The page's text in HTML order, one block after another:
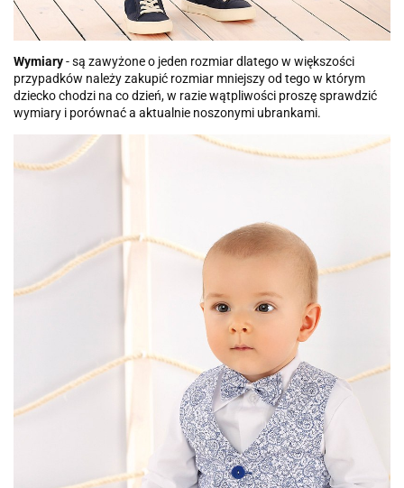
Wymiary- są zawyżone o jeden rozmiar dlatego w większości
przypadków należy zakupić rozmiar mniejszy od tego w którym
dziecko chodzi na co dzień, w razie wątpliwości proszę sprawdzić
wymiary i porównać a aktualnie noszonymi ubrankami.